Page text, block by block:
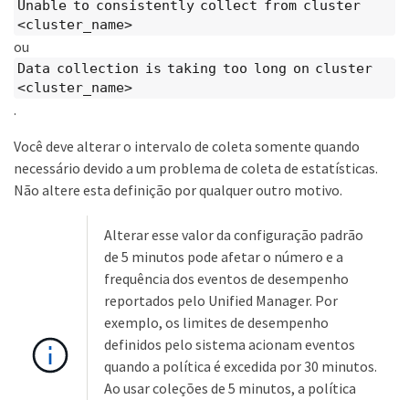
Unable to consistently collect from cluster
<cluster_name>
ou
Data collection is taking too long on cluster
<cluster_name>
.
Você deve alterar o intervalo de coleta somente quando
necessário devido a um problema de coleta de estatísticas.
Não altere esta definição por qualquer outro motivo.
Alterar esse valor da configuração padrão
de 5 minutos pode afetar o número e a
frequência dos eventos de desempenho
reportados pelo Unified Manager. Por
exemplo, os limites de desempenho
definidos pelo sistema acionam eventos
quando a política é excedida por 30 minutos.
Ao usar coleções de 5 minutos, a política